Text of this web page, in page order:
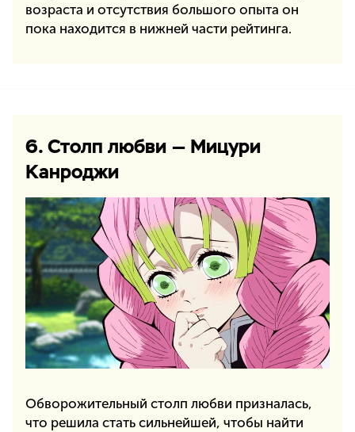
возраста и отсутствия большого опыта он
пока находится в нижней части рейтинга.
6. Столп любви — Мицури
Канроджи
Обворожительный столп любви призналась,
что решила стать сильнейшей, чтобы найти